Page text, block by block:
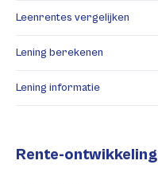
Leenrentes vergelijken
Lening berekenen
Lening informatie
Rente-ontwikkeling